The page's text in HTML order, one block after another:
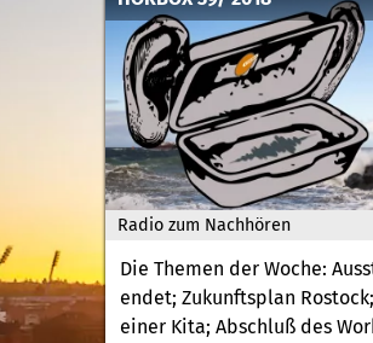
Radio zum Nachhören
Die Themen der Woche:
endet; Zukunftsplan
einer Kita; Abschluß des